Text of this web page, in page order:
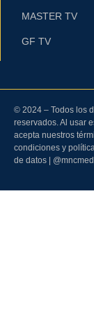
MASTER TV
GF TV
© 2024 – Todos los
reservados. Al usar
acepta nuestros
condiciones y
de datos |